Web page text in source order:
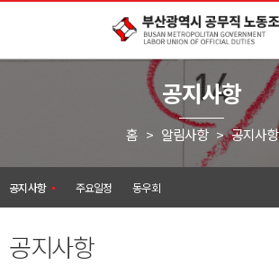
공지사항
홈 > 알림사항 >공지사항
공지사항 주요일정 동우회
공지사항